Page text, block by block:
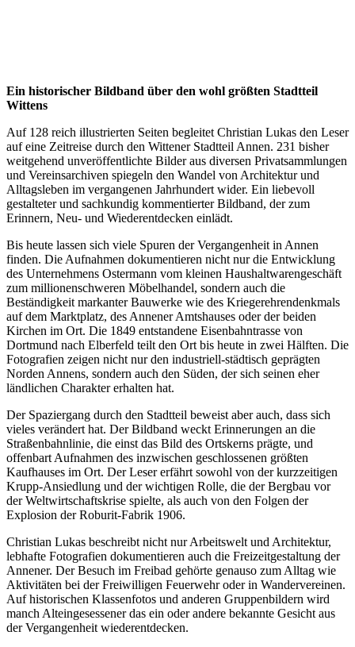
Ein historischer Bildband über den wohl größten Stadtteil
Wittens
Auf 128 reich illustrierten Seiten begleitet Christian Lukas den Leser
auf eine Zeitreise durch den Wittener Stadtteil Annen. 231 bisher
weitgehend unveröffentlichte Bilder aus diversen Privatsammlungen
und Vereinsarchiven spiegeln den Wandel von Architektur und
Alltagsleben im vergangenen Jahrhundert wider. Ein liebevoll
gestalteter und sachkundig kommentierter Bildband, der zum
Erinnern, Neu- und Wiederentdecken einlädt.
Bis heute lassen sich viele Spuren der Vergangenheit in Annen
finden. Die Aufnahmen dokumentieren nicht nur die Entwicklung
des Unternehmens Ostermann vom kleinen Haushaltwarengeschäft
zum millionenschweren Möbelhandel, sondern auch die
Beständigkeit markanter Bauwerke wie des Kriegerehrendenkmals
auf dem Marktplatz, des Annener Amtshauses oder der beiden
Kirchen im Ort. Die 1849 entstandene Eisenbahntrasse von
Dortmund nach Elberfeld teilt den Ort bis heute in zwei Hälften. Die
Fotografien zeigen nicht nur den industriell-städtisch geprägten
Norden Annens, sondern auch den Süden, der sich seinen eher
ländlichen Charakter erhalten hat.
Der Spaziergang durch den Stadtteil beweist aber auch, dass sich
vieles verändert hat. Der Bildband weckt Erinnerungen an die
Straßenbahnlinie, die einst das Bild des Ortskerns prägte, und
offenbart Aufnahmen des inzwischen geschlossenen größten
Kaufhauses im Ort. Der Leser erfährt sowohl von der kurzzeitigen
Krupp-Ansiedlung und der wichtigen Rolle, die der Bergbau vor
der Weltwirtschaftskrise spielte, als auch von den Folgen der
Explosion der Roburit-Fabrik 1906.
Christian Lukas beschreibt nicht nur Arbeitswelt und Architektur,
lebhafte Fotografien dokumentieren auch die Freizeitgestaltung der
Annener. Der Besuch im Freibad gehörte genauso zum Alltag wie
Aktivitäten bei der Freiwilligen Feuerwehr oder in Wandervereinen.
Auf historischen Klassenfotos und anderen Gruppenbildern wird
manch Alteingesessener das ein oder andere bekannte Gesicht aus
der Vergangenheit wiederentdecken.